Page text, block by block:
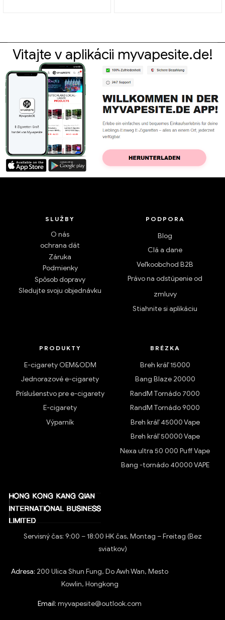
Vitajte v aplikácii myvapesite.de!
SLUŽBY
O nás
ochrana dát
Záruka
Podmienky
Spôsob dopravy
Sledujte svoju objednávku
PODPORA
Blog
Clá a dane
Veľkoobchod B2B
Právo na odstúpenie od
zmluvy
Stiahnite si aplikáciu
PRODUKTY
E-cigarety OEM&ODM
Jednorazové e-cigarety
Príslušenstvo pre e-cigarety
E-cigarety
Výparník
BRÉZKA
Breh kráľ 15000
Bang Blaze 20000
RandM Tornádo 7000
RandM Tornádo 9000
Breh kráľ 45000 Vape
Breh kráľ 50000 Vape
Nexa ultra 50 000 Puff Vape
Bang -tornádo 40000 VAPE
Servisný čas: 9:00 – 18:00 HK čas, Montag – Freitag (Bez
sviatkov)
Adresa: 200 Ulica Shun Fung, Do Awh Wan, Mesto
Kowlin, Hongkong
Email: myvapesite@outlook.com